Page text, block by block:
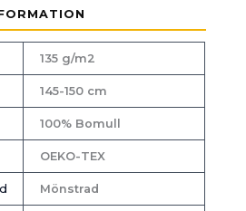
135 g/m2
145-150 cm
100% Bomull
OEKO-TEX
Mönstrad